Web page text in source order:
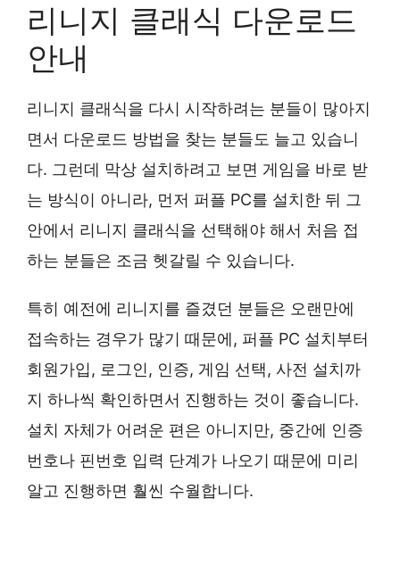
리니지 클래식 다운로드
안내
리니지 클래식을 다시 시작하려는 분들이 많아지
면서 다운로드 방법을 찾는 분들도 늘고 있습니
다. 그런데 막상 설치하려고 보면 게임을 바로 받
는 방식이 아니라, 먼저 퍼플 PC를 설치한 뒤 그
안에서 리니지 클래식을 선택해야 해서 처음 접
하는 분들은 조금 헷갈릴 수 있습니다.
특히 예전에 리니지를 즐겼던 분들은 오랜만에
접속하는 경우가 많기 때문에, 퍼플 PC 설치부터
회원가입, 로그인, 인증, 게임 선택, 사전 설치까
지 하나씩 확인하면서 진행하는 것이 좋습니다.
설치 자체가 어려운 편은 아니지만, 중간에 인증
번호나 핀번호 입력 단계가 나오기 때문에 미리
알고 진행하면 훨씬 수월합니다.